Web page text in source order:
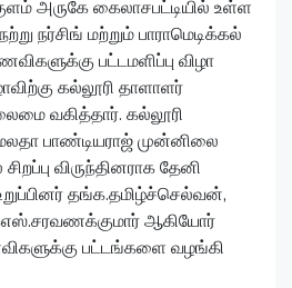
அருகே கைலாசபட்டியில் உள்ள
நர்சிங் மற்றும் பாராமெடிக்கல்
பட்டமளிப்பு விழா
கல்லூரி தாளாளர்
வகித்தார். கல்லூரி
பாண்டியராஜ் முன்னிலை
விருந்தினராக தேனி
தங்க.தமிழ்ச்செல்வன்,
ஆகியோர்
பட்டங்களை வழங்கி